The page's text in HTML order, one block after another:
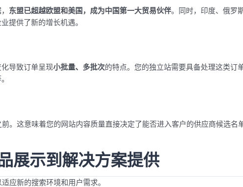
东盟已超越欧盟和美国，成为中国第一大贸易伙伴。同时，印度、俄罗
提供了新的增长机遇。
导致订单呈现小批量、多批次的特点。您的独立站需要具备处理这类订
。这意味着您的网站内容质量直接决定了能否进入客户的供应商候选名
展示到解决方案提供
应新的搜索环境和用户需求。